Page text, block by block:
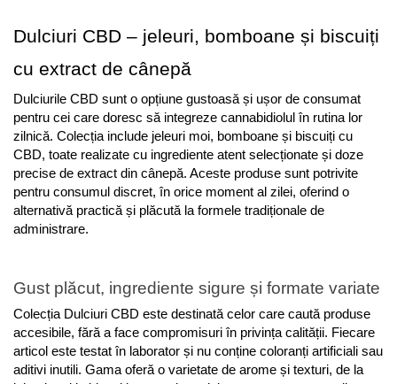
Dulciuri CBD – jeleuri, bomboane și biscuiți
cu extract de cânepă
Dulciurile CBD sunt o opțiune gustoasă și ușor de consumat
pentru cei care doresc să integreze cannabidiolul în rutina lor
zilnică. Colecția include jeleuri moi, bomboane și biscuiți cu
CBD, toate realizate cu ingrediente atent selecționate și doze
precise de extract din cânepă. Aceste produse sunt potrivite
pentru consumul discret, în orice moment al zilei, oferind o
alternativă practică și plăcută la formele tradiționale de
administrare.
Gust plăcut, ingrediente sigure și formate variate
Colecția Dulciuri CBD este destinată celor care caută produse
accesibile, fără a face compromisuri în privința calității. Fiecare
articol este testat în laborator și nu conține coloranți artificiali sau
aditivi inutili. Gama oferă o varietate de arome și texturi, de la